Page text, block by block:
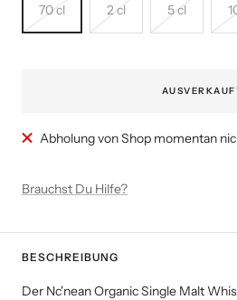
70 cl 2 cl 5 cl
Abholung von Shop momentan
Brauchst Du Hilfe?
BESCHREIBUNG
Der Nc'nean Organic Single Malt